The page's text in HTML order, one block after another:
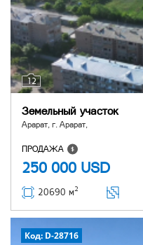
12
Земельный участок
Арарат, г. Арарат,
ПРОДАЖА
250 000 USD
20690 м2
Код: D-28716